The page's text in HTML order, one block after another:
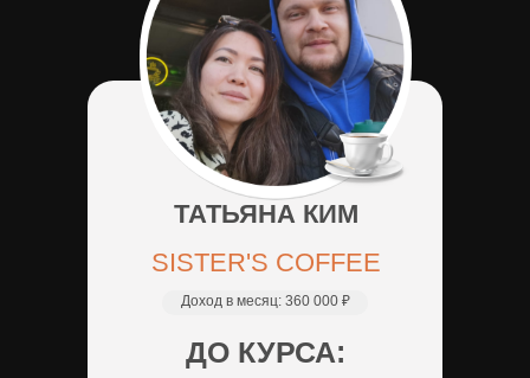
ТАТЬЯНА КИМ
Доход в месяц: 360 000 ₽
ДО КУРСА:
SISTER'S COFFEE